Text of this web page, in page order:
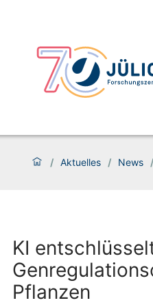
/ Aktuelles / News /
KI
Pflanzen